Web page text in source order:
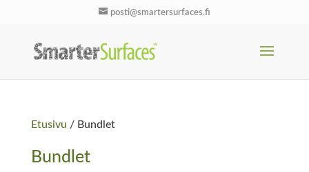
posti@smartersurfaces.fi
Etusivu / Bundlet
Bundlet